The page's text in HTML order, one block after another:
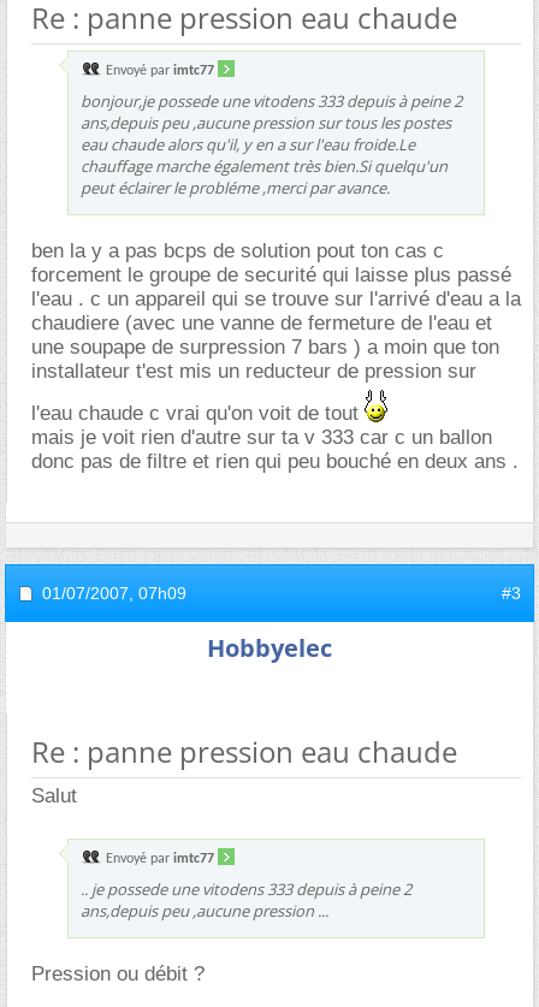
Re : panne pression eau chaude
Envoyé par imtc77
bonjour,je possede une vitodens 333 depuis à peine 2
ans,depuis peu ,aucune pression sur tous les postes
eau chaude alors qu'il, y en a sur l'eau froide.Le
chauffage marche également très bien.Si quelqu'un
peut éclairer le probléme ,merci par avance.
ben la y a pas bcps de solution pout ton cas c
forcement le groupe de securité qui laisse plus passé
l'eau . c un appareil qui se trouve sur l'arrivé d'eau a la
chaudiere (avec une vanne de fermeture de l'eau et
une soupape de surpression 7 bars ) a moin que ton
installateur t'est mis un reducteur de pression sur
l'eau chaude c vrai qu'on voit de tout
mais je voit rien d'autre sur ta v 333 car c un ballon
donc pas de filtre et rien qui peu bouché en deux ans .
01/07/2007, 07h09 #3
Hobbyelec
Re : panne pression eau chaude
Salut
Envoyé par imtc77
.. je possede une vitodens 333 depuis à peine 2
ans,depuis peu ,aucune pression ...
Pression ou débit ?